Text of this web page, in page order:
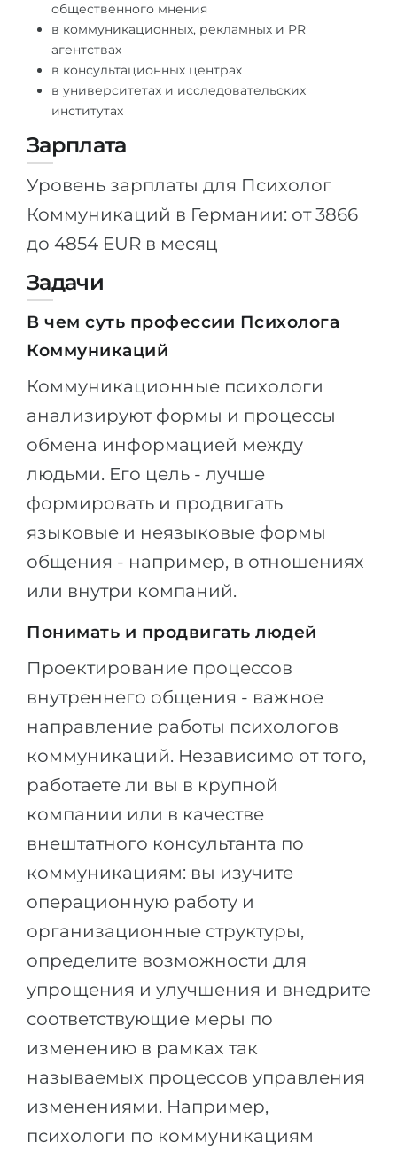
общественного мнения
в коммуникационных, рекламных и PR
агентствах
в консультационных центрах
в университетах и ​​исследовательских
институтах
Зарплата
Уровень зарплаты для Психолог
Коммуникаций в Германии: от 3866
до 4854 EUR в месяц
Задачи
В чем суть профессии Психолога
Коммуникаций
Коммуникационные психологи
анализируют формы и процессы
обмена информацией между
людьми. Его цель - лучше
формировать и продвигать
языковые и неязыковые формы
общения - например, в отношениях
или внутри компаний.
Понимать и продвигать людей
Проектирование процессов
внутреннего общения - важное
направление работы психологов
коммуникаций. Независимо от того,
работаете ли вы в крупной
компании или в качестве
внештатного консультанта по
коммуникациям: вы изучите
операционную работу и
организационные структуры,
определите возможности для
упрощения и улучшения и внедрите
соответствующие меры по
изменению в рамках так
называемых процессов управления
изменениями. Например,
психологи по коммуникациям